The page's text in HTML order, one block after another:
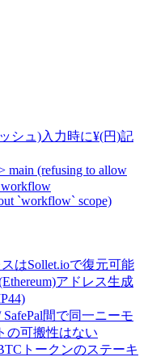
シュ)入力時に¥(円)記
main (refusing to allow
workflow
`workflow` scope)
はSollet.ioで復元可能
アドレス生成
SafePal間で同一ニーモ
の可搬性はない
トークンのステーキ